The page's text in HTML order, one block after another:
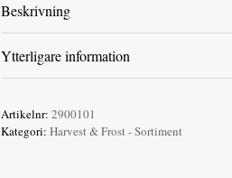
Beskrivning
Ytterligare information
Artikelnr: 2900101
Kategori: Harvest & Frost - Sortiment